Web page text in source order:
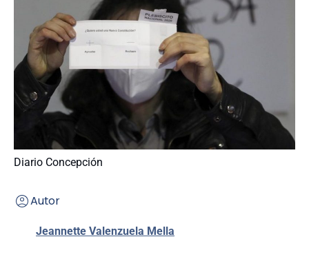
Diario Concepción
Autor
Jeannette Valenzuela Mella